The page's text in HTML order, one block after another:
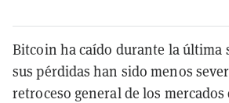
Bitcoin ha caído durante la última
sus pérdidas han sido menos
retroceso general de los